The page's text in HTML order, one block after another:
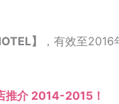
】
，有效至
推介 2014-2015！